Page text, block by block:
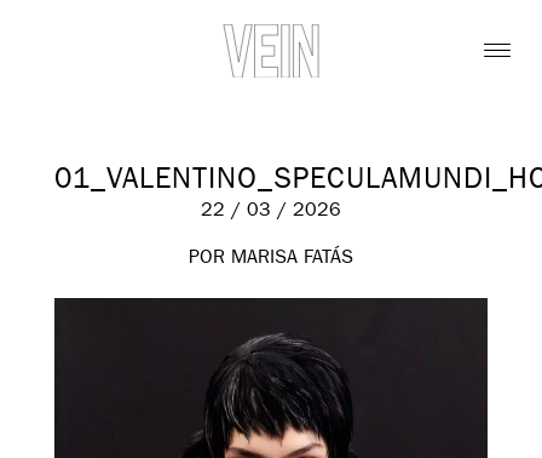
22 / 03 / 2026
POR MARISA FATÁS